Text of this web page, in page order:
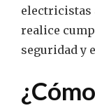
electricistas
realice
seguridad y